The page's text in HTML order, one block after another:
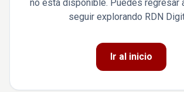
no está disponible. Puedes regresar
seguir explorando RDN
Ir al inicio